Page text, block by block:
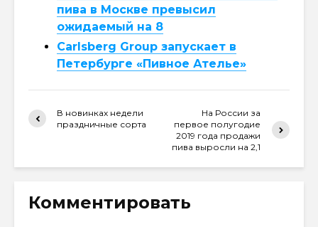
пива в Москве превысил
ожидаемый на 8
Carlsberg Group запускает в
Петербурге «Пивное Ателье»
В новинках недели
праздничные сорта
На России за
первое полугодие
2019 года продажи
пива выросли на 2,1
Комментировать